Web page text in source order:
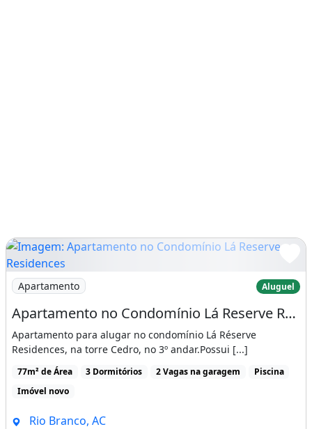
Imagem: Apartamento no Condomínio Lá Reserve
Apartamento Aluguel
Apartamento no Condomínio Lá Reserve Residences
Apartamento para alugar no condomínio Lá Réserve
Residences, na torre Cedro, no 3º andar.Possui [...]
77m² de Área 3 Dormitórios 2 Vagas na garagem
Piscina
Imóvel novo
Rio Branco, AC